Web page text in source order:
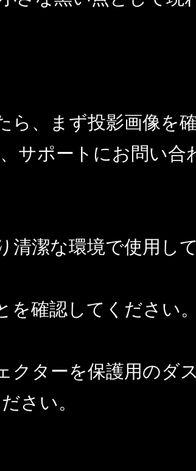
ら、まず投影画像を
サポートにお問い合
潔な環境で使用して
確認してください。
クターを保護用のダ
さい。